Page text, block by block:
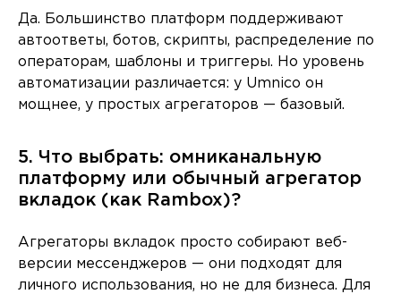
Да. Большинство платформ поддерживают
автоответы, ботов, скрипты, распределение по
операторам, шаблоны и триггеры. Но уровень
автоматизации различается: у Umnico он
мощнее, у простых агрегаторов — базовый.
5. Что выбрать: омниканальную
платформу или обычный агрегатор
вкладок (как Rambox)?
Агрегаторы вкладок просто собирают веб-
версии мессенджеров — они подходят для
личного использования, но не для бизнеса. Для